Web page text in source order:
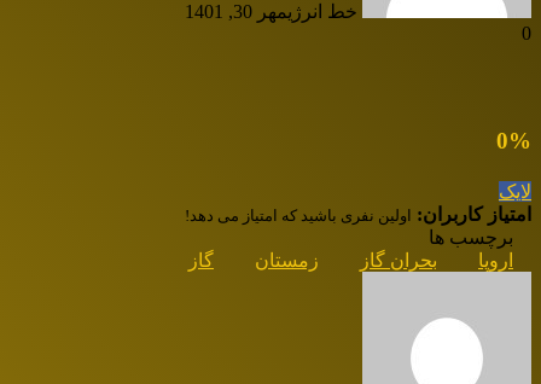
خط انرژیمهر 30, 1401
0
0%
لایک
امتیاز کاربران: اولین نفری باشید که امتیاز می دهد!
برچسب ها
اروپا
بحران گاز زمستان گاز